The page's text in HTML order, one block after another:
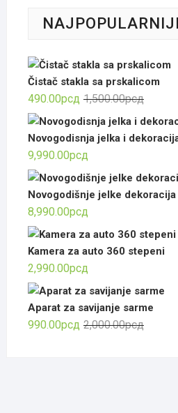
Čistač stakla sa prskalicom
1,500.00рсд
цена
је
490.00рсд
цена
је:
Novogodisnja jelka i
9,990.00рсд
Novogodišnje jelke
8,990.00рсд
Kamera za auto 360 stepeni
2,990.00рсд
Aparat za savijanje sarme
2,000.00рсд
990.00рсд